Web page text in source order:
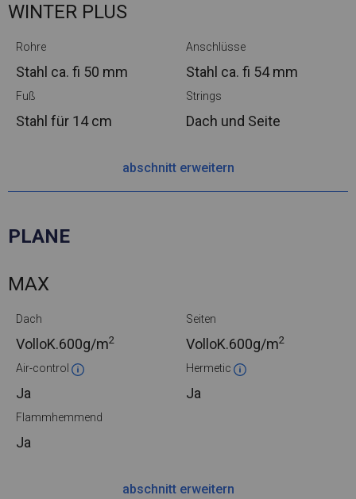
WINTER PLUS
Rohre
Stahl ca. fi 50 mm
Anschlüsse
Stahl ca. fi 54 mm
Fuß
Stahl für 14 cm
Strings
Dach und Seite
abschnitt erweitern
PLANE
MAX
Dach
VolloK.600g/m2
Seiten
VolloK.600g/m2
Air-control
Ja
Hermetic
Ja
Flammhemmend
Ja
abschnitt erweitern